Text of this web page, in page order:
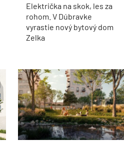
Električka na skok, les za
rohom. V Dúbravke
vyrastie nový bytový dom
Zelka